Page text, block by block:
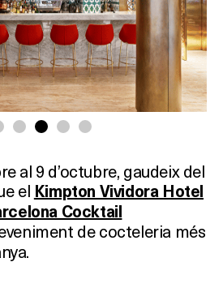
al 9 d’octubre, gaudeix del
el Kimpton Vividora Hotel
Cocktail
de cocteleria més